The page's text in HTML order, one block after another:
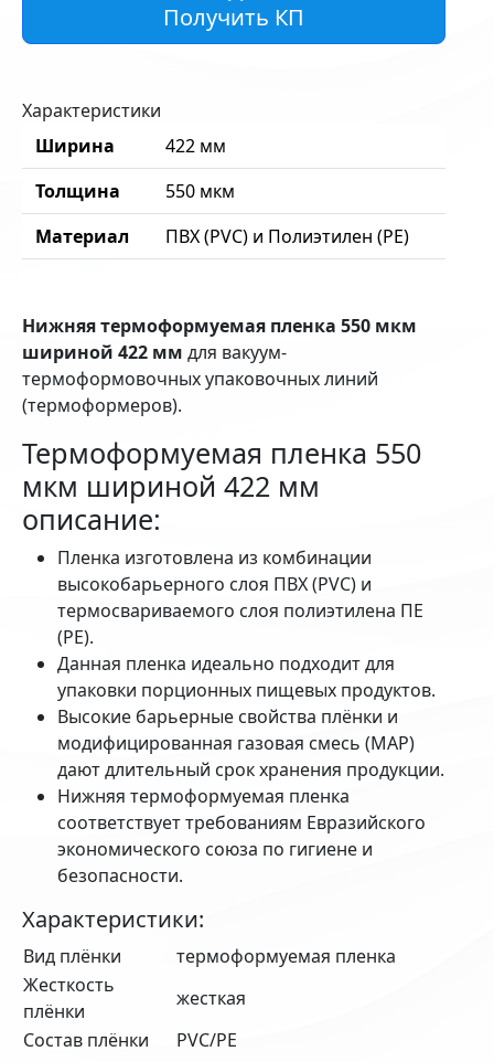
Получить КП
Характеристики
Ширина
422 мм
Толщина
550 мкм
Материал
ПВХ (PVC) и Полиэтилен (PE)
Нижняя термоформуемая пленка 550 мкм
шириной 422 мм для вакуум-
термоформовочных упаковочных линий
(термоформеров).
Термоформуемая пленка 550
мкм шириной 422 мм
описание:
Пленка изготовлена из комбинации
высокобарьерного слоя ПВХ (PVC) и
термосвариваемого слоя полиэтилена ПЕ
(РЕ).
Данная пленка идеально подходит для
упаковки порционных пищевых продуктов.
Высокие барьерные свойства плёнки и
модифицированная газовая смесь (MAP)
дают длительный срок хранения продукции.
Нижняя термоформуемая пленка
соответствует требованиям Евразийского
экономического союза по гигиене и
безопасности.
Характеристики:
Вид плёнки
термоформуемая пленка
Жесткость
плёнки
жесткая
Состав плёнки
PVC/PE